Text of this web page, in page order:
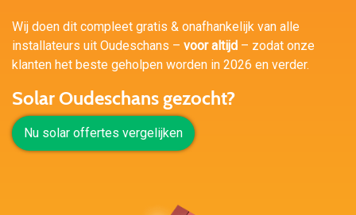
Wij doen dit compleet gratis & onafhankelijk van alle
installateurs uit Oudeschans – voor altijd – zodat onze
klanten het beste geholpen worden in 2026 en verder.
Solar Oudeschans gezocht?
Nu solar offertes vergelijken